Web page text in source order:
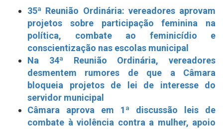
35ª Reunião Ordinária: vereadores aprovam
projetos sobre participação feminina na
política, combate ao feminicídio e
conscientização nas escolas municipal
Na 34ª Reunião Ordinária, vereadores
desmentem rumores de que a Câmara
bloqueia projetos de lei de interesse do
servidor municipal
Câmara aprova em 1ª discussão leis de
combate à violência contra a mulher, apoio